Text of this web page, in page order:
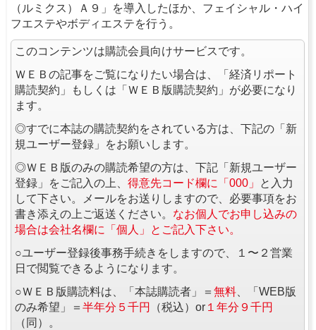
（ルミクス）Ａ９」を導入したほか、フェイシャル・ハイ
フエステやボディエステを行う。
このコンテンツは購読会員向けサービスです。
ＷＥＢの記事をご覧になりたい場合は、「経済リポート
購読契約」もしくは「ＷＥＢ版購読契約」が必要になり
ます。
◎すでに本誌の購読契約をされている方は、下記の「新
規ユーザー登録」をお願いします。
◎ＷＥＢ版のみの購読希望の方は、下記「新規ユーザー
登録」をご記入の上、 得意先コード欄に「000」
と入力
して下さい。メールをお送りしますので、必要事項をお
書き添えの上ご返送ください。 なお個人でお申し込みの
場合は会社名欄に「個人」とご記入下さい。
○ユーザー登録後事務手続きをしますので、１〜２営業
日で閲覧できるようになります。
○ＷＥＢ版購読料は、「本誌購読者」＝ 無料 、「WEB版
のみ希望」＝ 半年分５千円 （税込）or １年分９千円
（同）。